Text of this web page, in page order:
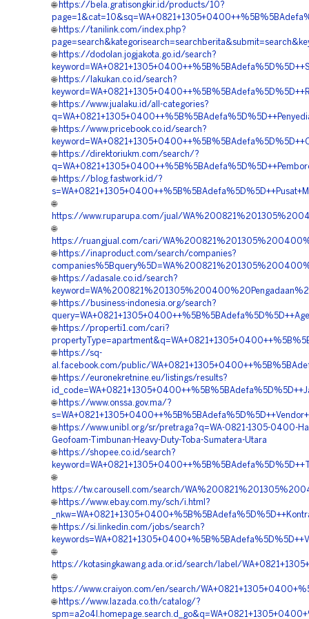
🌐 https://bela.gratisongkir.id/products/10?
🌐 https://tanilink.com/index.php?
🌐 https://dodolan.jogjakota.go.id/search?
🌐 https://lakukan.co.id/search?
🌐 https://www.jualaku.id/all-categories?
🌐 https://www.pricebook.co.id/search?
🌐 https://direktoriukm.com/search/?
🌐 https://blog.fastwork.id/?
🌐
https://www.ruparupa.com/jual/
🌐
https://ruangjual.com/cari/
🌐 https://inaproduct.com/search/companies?
🌐 https://adasale.co.id/search?
🌐 https://business-indonesia.org/search?
🌐 https://properti1.com/cari?
🌐 https://sq-
al.facebook.com/public/
🌐 https://euronekretnine.eu/listings/results?
🌐 https://www.onssa.gov.ma/?
🌐 https://www.unibl.org/sr/pretraga?q=WA-0821-1305-0400-
Geofoam-Timbunan-Heavy-Duty-Toba-Sumatera-Utara
🌐 https://shopee.co.id/search?
🌐
https://tw.carousell.com/search/
🌐 https://www.ebay.com.my/sch/i.html?
🌐 https://si.linkedin.com/jobs/search?
🌐
https://kotasingkawang.ada.or.id/search/label/
🌐
https://www.craiyon.com/en/search/
🌐 https://www.lazada.co.th/catalog/?